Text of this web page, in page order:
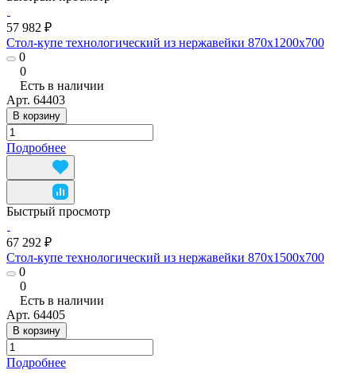
57 982 ₽
Стол-купе технологический из нержавейки 870x1200x700
0
0
Есть в наличии
Арт. 64403
В корзину
Подробнее
Быстрый просмотр
67 292 ₽
Стол-купе технологический из нержавейки 870x1500x700
0
0
Есть в наличии
Арт. 64405
В корзину
Подробнее